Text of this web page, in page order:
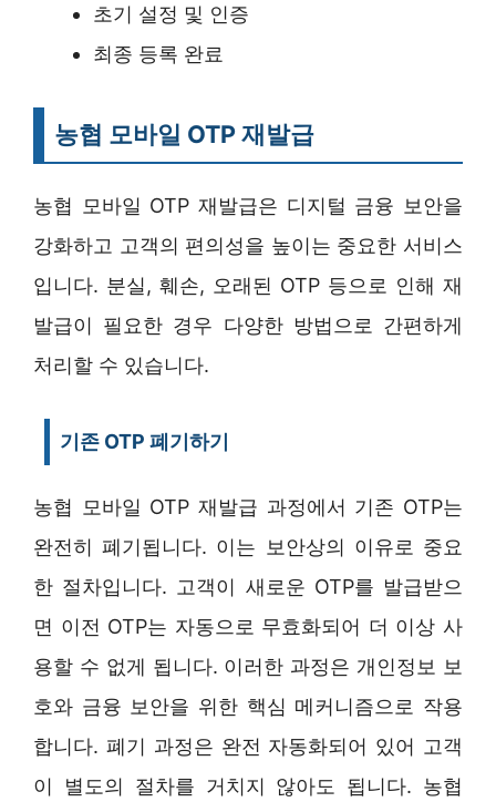
초기 설정 및 인증
최종 등록 완료
농협 모바일 OTP 재발급
농협 모바일 OTP 재발급은 디지털 금융 보안을
강화하고 고객의 편의성을 높이는 중요한 서비스
입니다. 분실, 훼손, 오래된 OTP 등으로 인해 재
발급이 필요한 경우 다양한 방법으로 간편하게
처리할 수 있습니다.
기존 OTP 폐기하기
농협 모바일 OTP 재발급 과정에서 기존 OTP는
완전히 폐기됩니다. 이는 보안상의 이유로 중요
한 절차입니다. 고객이 새로운 OTP를 발급받으
면 이전 OTP는 자동으로 무효화되어 더 이상 사
용할 수 없게 됩니다. 이러한 과정은 개인정보 보
호와 금융 보안을 위한 핵심 메커니즘으로 작용
합니다. 폐기 과정은 완전 자동화되어 있어 고객
이 별도의 절차를 거치지 않아도 됩니다. 농협